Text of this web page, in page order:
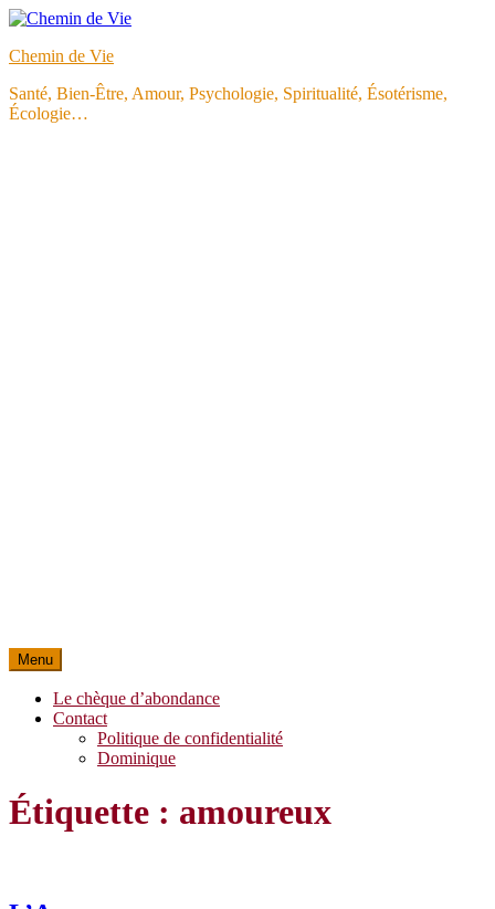
Aller
contenu
Chemin de Vie
Santé, Bien-Être, Amour, Psychologie, Spiritualité, Ésotérisme,
Écologie…
Menu
Le chèque d’abondance
Contact
Politique de confidentialité
Dominique
Étiquette : amoureux